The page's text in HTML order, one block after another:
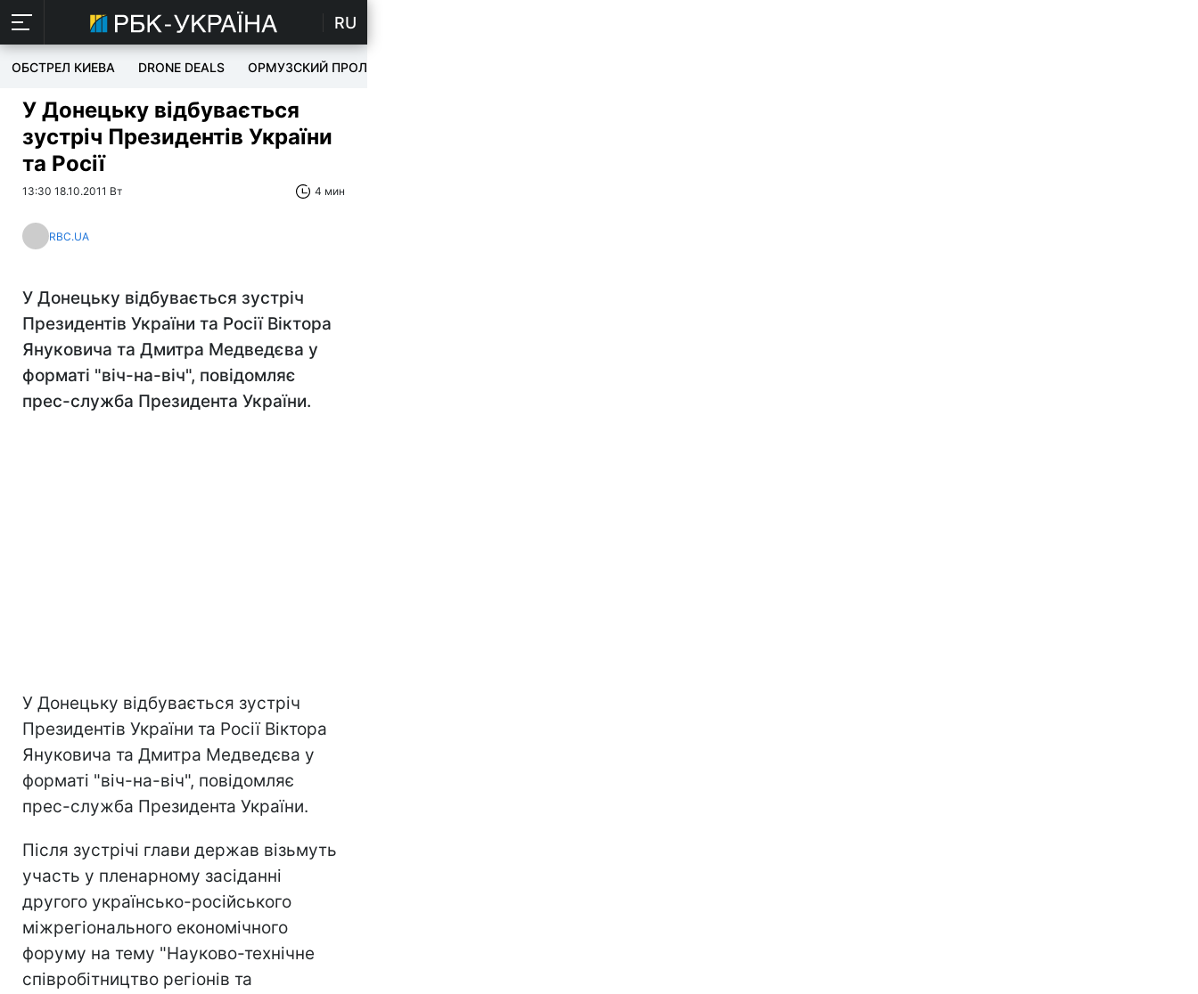
RU
ОБСТРЕЛ КИЕВА DRONE DEALS ОРМУЗСКИЙ ПРОЛИВ
У Донецьку відбувається
зустріч Президентів України
та Росії
13:30 18.10.2011 Вт 4 мин
RBC.UA
У Донецьку відбувається зустріч
Президентів України та Росії Віктора
Януковича та Дмитра Медведєва у
форматі "віч-на-віч", повідомляє
прес-служба Президента України.
У Донецьку відбувається зустріч
Президентів України та Росії Віктора
Януковича та Дмитра Медведєва у
форматі "віч-на-віч", повідомляє
прес-служба Президента України.
Після зустрічі глави держав візьмуть
участь у пленарному засіданні
другого українсько-російського
міжрегіонального економічного
форуму на тему "Науково-технічне
співробітництво регіонів та